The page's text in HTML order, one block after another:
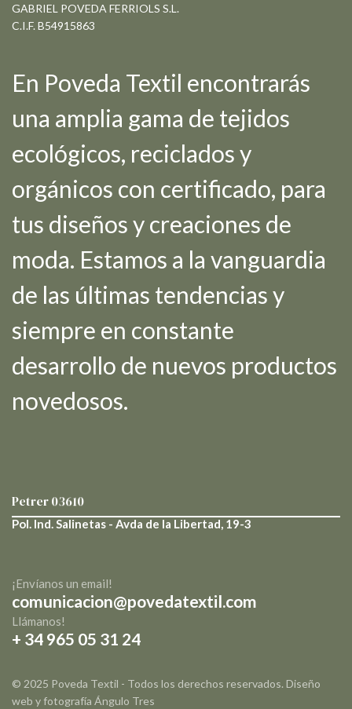
GABRIEL POVEDA FERRIOLS S.L.
C.I.F. B54915863
En Poveda Textil encontrarás
una amplia gama de tejidos
ecológicos, reciclados y
orgánicos con certificado, para
tus diseños y creaciones de
moda. Estamos a la vanguardia
de las últimas tendencias y
siempre en constante
desarrollo de nuevos productos
novedosos.
Petrer03610
Pol. Ind. Salinetas - Avda de la Libertad, 19-3
¡Envíanos un email!
comunicacion@povedatextil.com
Llámanos!
+ 34 965 05 31 24
© 2025 Poveda Textil - Todos los derechos reservados. Diseño
web y fotografía Ángulo Tres